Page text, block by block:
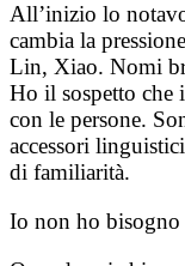
All’inizio lo
cambia la
Lin, Xiao. Nomi
Ho il sospetto che
con le persone.
accessori
di familiarità.
Io non ho